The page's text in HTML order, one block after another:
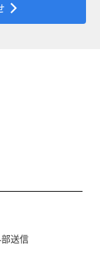
送信